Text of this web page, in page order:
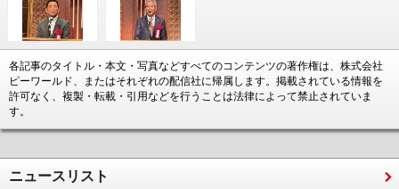
各記事のタイトル・本文・写真などすべてのコンテンツの著作権は、株式会社
ピーワールド、またはそれぞれの配信社に帰属します。掲載されている情報を
許可なく、複製・転載・引用などを行うことは法律によって禁止されていま
す。
ニュースリスト